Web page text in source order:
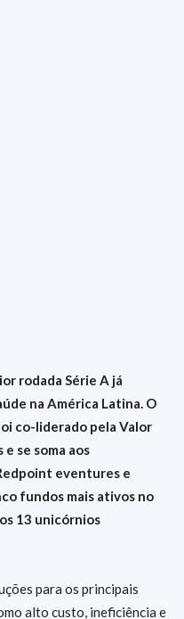
rodada Série A já
na América Latina. O
co-liderado pela Valor
se soma aos
eventures e
fundos mais ativos no
13 unicórnios
para os principais
alto custo, ineficiência e